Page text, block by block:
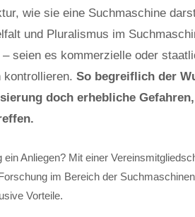
wie sie eine Suchmaschine
und Pluralismus im
seien es kommerzielle oder
So begreiflich der
doch erhebliche
Anliegen? Mit einer
im Bereich der
Vorteile.